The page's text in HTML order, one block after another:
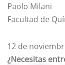
Paolo Milani
Facultad de
12 de
¿Necesitas